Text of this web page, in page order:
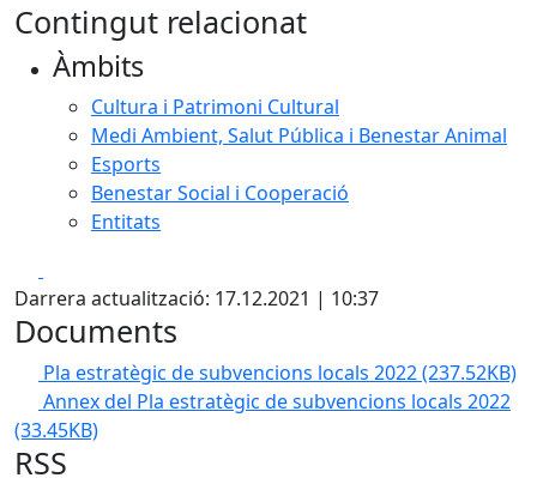
Contingut relacionat
Àmbits
Cultura i Patrimoni Cultural
Medi Ambient, Salut Pública i Benestar Animal
Esports
Benestar Social i Cooperació
Entitats
Darrera actualització: 17.12.2021 | 10:37
Documents
Pla estratègic de subvencions locals 2022(237.52KB)
Annex del Pla estratègic de subvencions locals 2022
(33.45KB)
RSS